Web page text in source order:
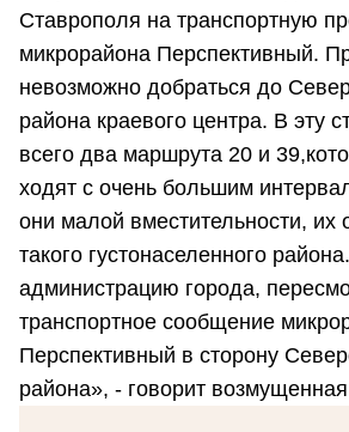
Ставрополя на транспортную
микрорайона Перспективный.
невозможно добраться до
района краевого центра. В эту
всего два маршрута 20 и
ходят с очень большим
они малой вместительности, их
такого густонаселенного
администрацию города,
транспортное сообщение
Перспективный в сторону
района», - говорит